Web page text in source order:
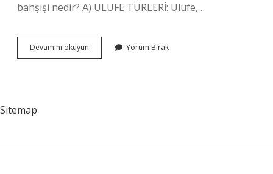
bahşişi nedir? A) ULUFE TÜRLERİ: Ulufe,…
Devamını okuyun
Bahşişi
Yorum Bırak
Sitemap